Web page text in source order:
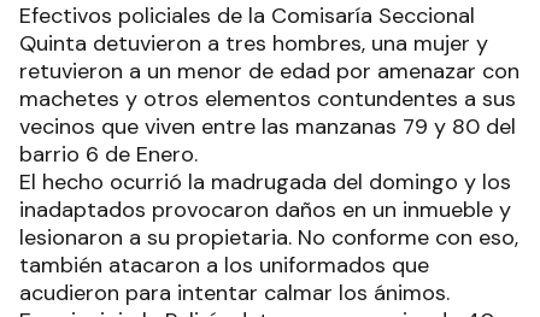
Efectivos policiales de la Comisaría Seccional
Quinta detuvieron a tres hombres, una mujer y
retuvieron a un menor de edad por amenazar con
machetes y otros elementos contundentes a sus
vecinos que viven entre las manzanas 79 y 80 del
barrio 6 de Enero.
El hecho ocurrió la madrugada del domingo y los
inadaptados provocaron daños en un inmueble y
lesionaron a su propietaria. No conforme con eso,
también atacaron a los uniformados que
acudieron para intentar calmar los ánimos.